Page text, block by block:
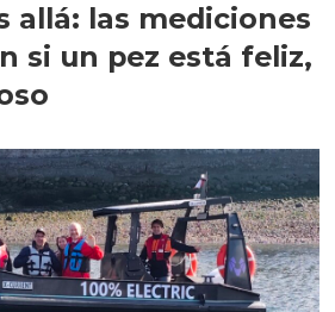
allá: las mediciones
si un pez está feliz,